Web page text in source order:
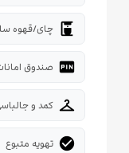
coffee_maker چای/قهوه
fiber_pin صندوق
checkroom کمد و
check_circle تهویه متبوع